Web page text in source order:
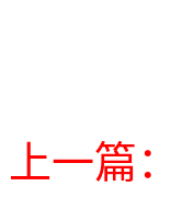
上一篇：